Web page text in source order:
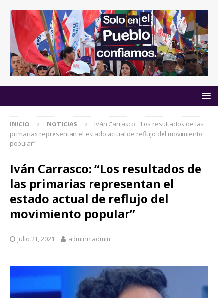
INICIO NOTICIAS
Iván Carrasco: “Los resultados de las
primarias representan el estado actual de reflujo del movimiento
popular”
Iván Carrasco: “Los resultados de
las primarias representan el
estado actual de reflujo del
movimiento popular”
julio 21, 2021 adminn admin